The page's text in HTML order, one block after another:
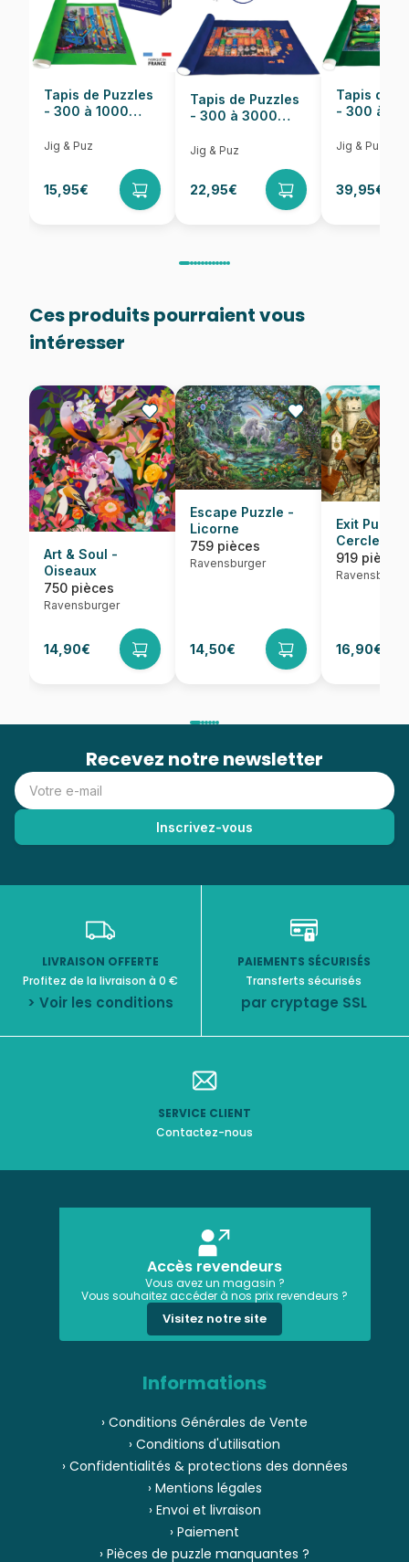
Nombre de pièces 750 pièces
Dimensions 50 x 50 cm
Tapis de Puzzles
- 300 à 1000
Jig & Puz
15,95€
Tapis de Puzzles
- 300 à 3000
Jig & Puz
22,95€
Tapis de
- 300 à
Jig & Puz
39,95€
Ces produits pourraient vous
intéresser
Art & Soul -
Oiseaux
750 pièces
Ravensburger
14,90€
Escape Puzzle -
Licorne
759 pièces
Ravensburger
14,50€
Exit Puzzle
Cercle
919 pièces
16,90€
Recevez notre newsletter
LIVRAISON OFFERTE
Profitez de la livraison à 0 €
> Voir les conditions
PAIEMENTS SÉCURISÉS
Transferts sécurisés
par cryptage SSL
SERVICE CLIENT
Contactez-nous
Accès revendeurs
Vous avez un magasin ?
Vous souhaitez accéder à nos prix revendeurs ?
Visitez notre site
Informations
› Conditions Générales de Vente
› Conditions d'utilisation
› Confidentialités & protections des données
› Mentions légales
› Envoi et livraison
› Paiement
› Pièces de puzzle manquantes ?